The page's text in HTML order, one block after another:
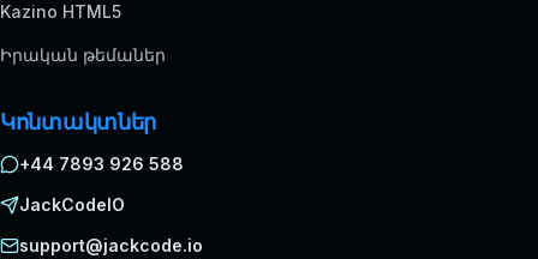
Kazino HTML5
Իրական թեմաներ
Կոնտակտներ
+44 7893 926 588
JackCodeIO
support@jackcode.io